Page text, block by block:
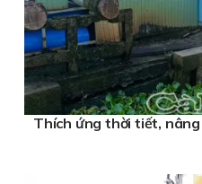
Thích ứng thời tiết,